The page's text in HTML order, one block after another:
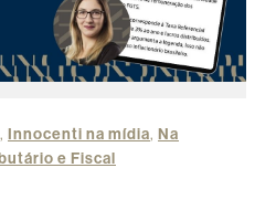
, Innocenti na mídia, Na
e Fiscal